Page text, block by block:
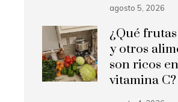
agosto 5, 2026
¿Qué
y otros
son ricos en
vitamina C?